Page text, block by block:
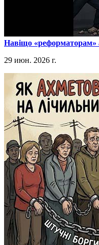
​Навіщо «реформаторам»
29 июн. 2026 г.